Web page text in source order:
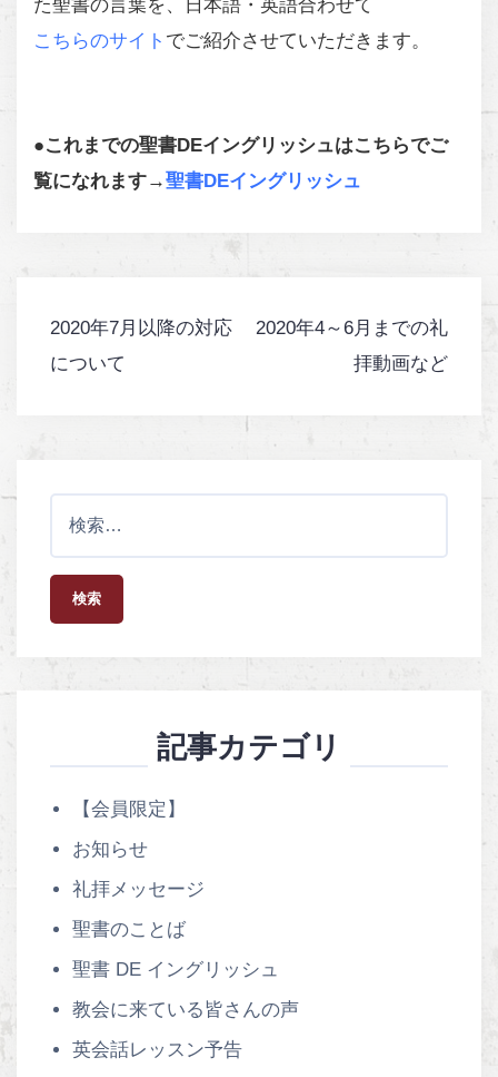
た聖書の言葉を、日本語・英語合わせて
こちらのサイト でご紹介させていただきます。
●これまでの聖書DEイングリッシュはこちらでご
覧になれます→聖書DEイングリッシュ
稿
ョ
ン
2020年7月以降の対応
について
2020年4～6月までの礼
拝動画など
:
記事カテゴリ
【会員限定】
お知らせ
礼拝メッセージ
聖書のことば
聖書 DE イングリッシュ
教会に来ている皆さんの声
英会話レッスン予告